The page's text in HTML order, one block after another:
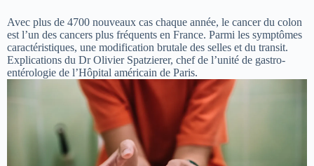
Avec plus de 4700 nouveaux cas chaque année, le cancer du colon
est l’un des cancers plus fréquents en France. Parmi les symptômes
caractéristiques, une modification brutale des selles et du transit.
Explications du Dr Olivier Spatzierer, chef de l’unité de gastro-
entérologie de l’Hôpital américain de Paris.